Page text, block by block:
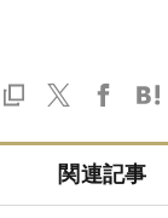
関連記事